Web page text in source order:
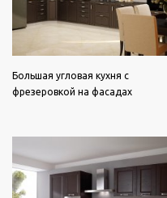
Большая угловая кухня с
фрезеровкой на фасадах